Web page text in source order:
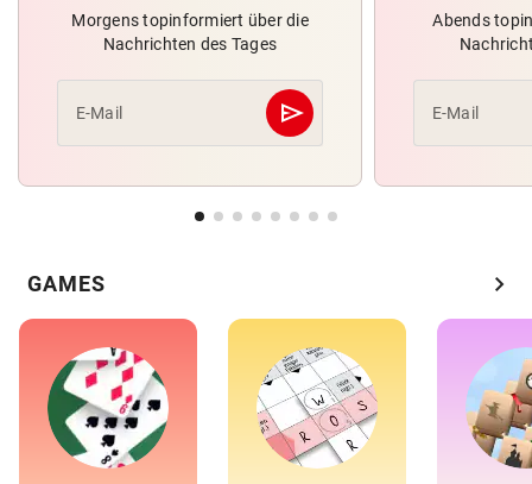
Morgens topinformiert über die
Nachrichten des Tages
E-Mail send
Abschicken
Abends
E-Mail
GAMES chevron_right